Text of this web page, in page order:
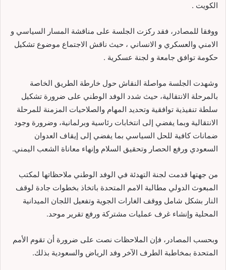
الكويت .
ووفقا للمصادر، فقد ركزت الجلسة على مناقشة المسار السياسي و
الامني والعسكري و الانساني ، حيث ناقش الاجتماع موضوع تشكيل
حكومة توافق جامعة و لجنة عسكرية .
وشهدت الجلسة مواصلة النقاش حول خارطة الطريق الخاصة
بالمرحلة الانتقالية، حيث شدد الوفد الوطني على ضرورة تشكيل
سلطة تنفيذية توافقية وتحديد المهام والصلاحيات المزمنة للمرحلة
الانتقالية وبما يفضي إلى انتخابات رئاسية وبرلمانية، وضرورة وجود
ضمانات كافية للحل السياسي بما يفضي إلى إيقاف العدوان
السعودي ورفع الحصار وتحقيق السلام وإنهاء معاناة الشعب اليمني.
من جهتها قدمت لجنة التهدئة في الوفد الوطني ملاحظاتها لمكتب
المبعوث الدولي مطالبة الامم المتحدة باتخاذ بخطوات جادة لوقف
النار بشكل شامل ووقف الغارات الجوية وتفعيل اللجان الميدانية
المحلية وإنشاء غرف عمليات مشتركة ورفع تقرير موحد.
وبحسب المصادر، فإن الملاحظات نصت على ضرورة أن تقوم الأمم
المتحدة بمخاطبة الطرف الآخر وفد الرياض والسعودية بذلك.